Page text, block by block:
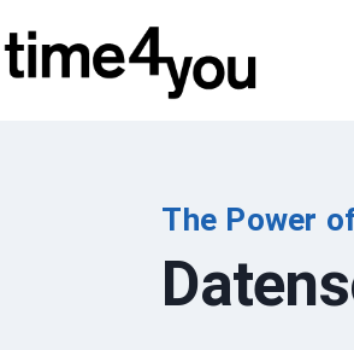
Inhalt
springen
The Power